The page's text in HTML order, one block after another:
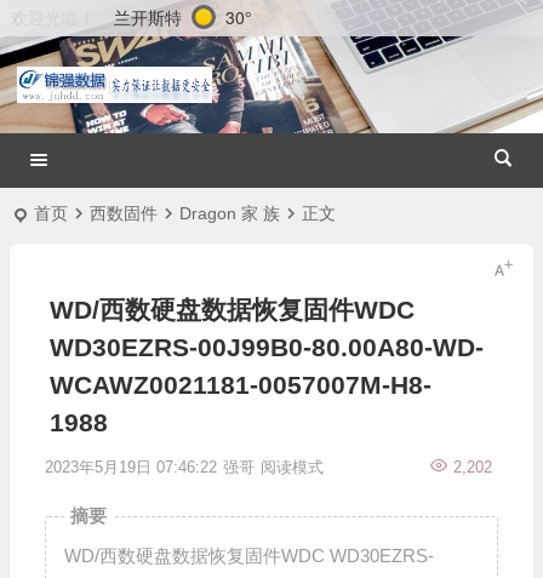
兰开斯特 30°
首页 西数固件 Dragon 家 族 正文
WD/西数硬盘数据恢复固件WDC
WD30EZRS-00J99B0-80.00A80-WD-
WCAWZ0021181-0057007M-H8-
1988
2023年5月19日 07:46:22 强哥 2,202
阅读模式
摘要
WD/西数硬盘数据恢复固件WDC WD30EZRS-